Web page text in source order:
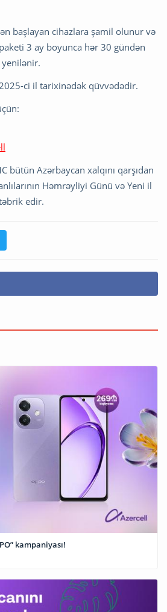
başlayan cihazlara şamil olunur və
3 ay boyunca hər 30 gündən
ci il tarixinədək qüvvədədir.
bütün Azərbaycan xalqını qarşıdan
Həmrəyliyi Günü və Yeni il
edir.
kampaniyası!